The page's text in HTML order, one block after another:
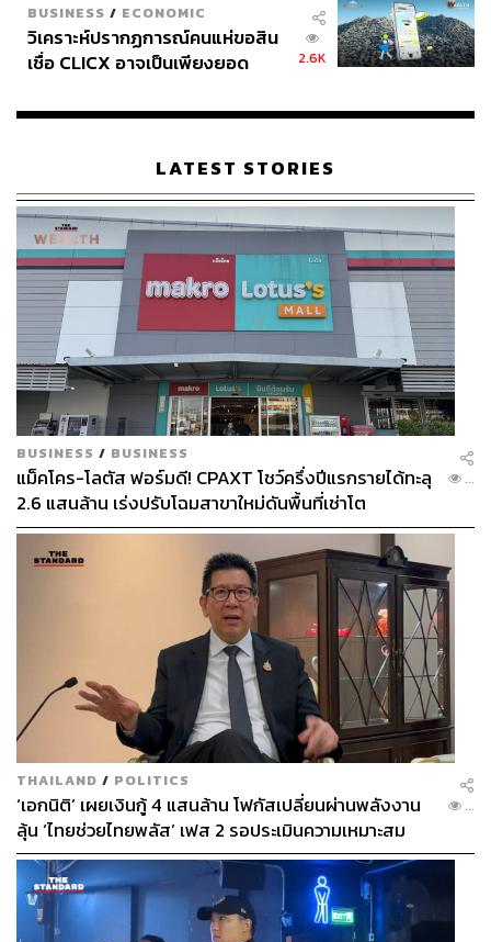
BUSINESS / ECONOMIC
วิเคราะห์ปรากฏการณ์คนแห่ขอสิน
เชื่อ CLICX อาจเป็นเพียงยอด
เรือนไทยที่ถูกซุกไว้
2.6K
LATEST STORIES
BUSINESS / BUSINESS
แม็คโคร-โลตัส ฟอร์มดี! CPAXT โชว์ครึ่งปีแรกรายได้ทะลุ
2.6 แสนล้าน เร่งปรับโฉมสาขาใหม่ดันพื้นที่เช่าโต
...
THAILAND / POLITICS
‘เอกนิติ’ เผยเงินกู้ 4 แสนล้าน โฟกัสเปลี่ยนผ่านพลังงาน
ลุ้น ‘ไทยช่วยไทยพลัส’ เฟส 2 รอประเมินความเหมาะสม
...